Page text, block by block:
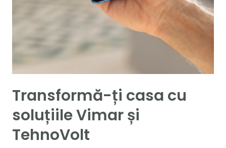
Transformă-ți casa cu
soluțiile Vimar și
TehnoVolt